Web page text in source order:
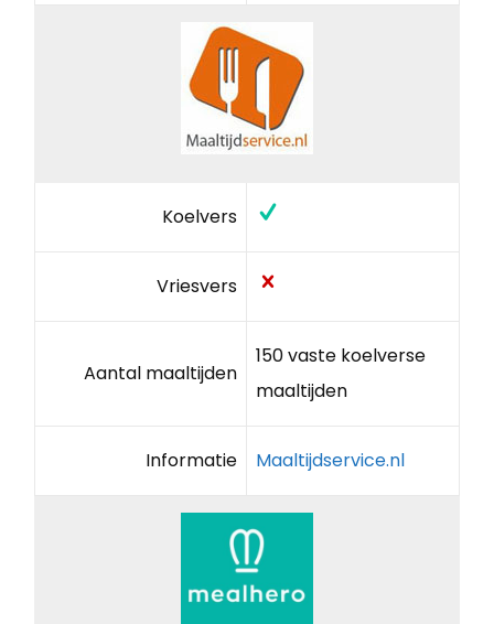
Koelvers
Vriesvers
Aantal maaltijden
150 vaste koelverse
maaltijden
Informatie Maaltijdservice.nl